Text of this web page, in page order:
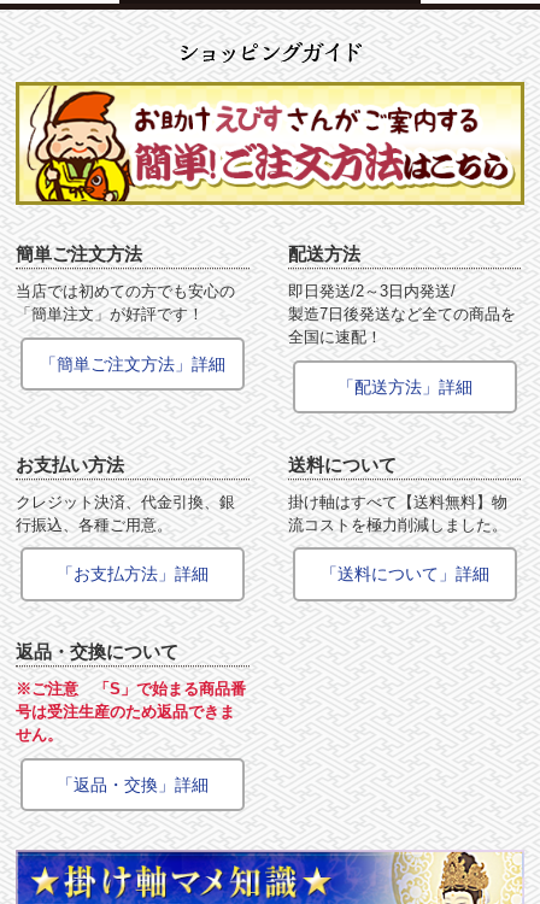
簡単ご注文方法
当店では初めての方でも安心の
「簡単注文」が好評です！
「簡単ご注文方法」詳細
配送方法
即日発送/2～3日内発送/
製造7日後発送など全ての商品を
全国に速配！
「配送方法」詳細
お支払い方法
クレジット決済、代金引換、銀
行振込、各種ご用意。
「お支払方法」詳細
送料について
掛け軸はすべて【送料無料】物
流コストを極力削減しました。
「送料について」詳細
返品・交換について
※ご注意 「S」で始まる商品番
号は受注生産のため返品できま
せん。
「返品・交換」詳細